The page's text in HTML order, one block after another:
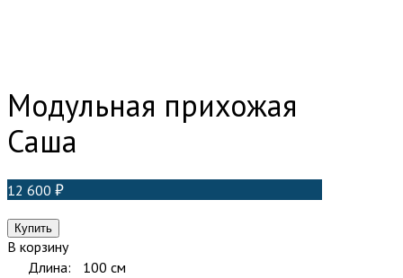
Модульная прихожая
Саша
12 600
В корзину
Длина:
100 см